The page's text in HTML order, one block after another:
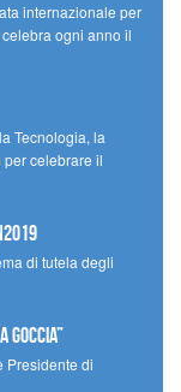
internazionale per
ogni anno il
Tecnologia, la
celebrare il
di tutela degli
GOCCIA”
Presidente di